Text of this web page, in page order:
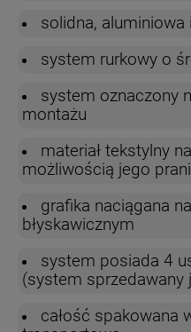
solidna, aluminiowa
system rurkowy o
system oznaczony
montażu
materiał tekstylny
możliwością jego
grafika naciągana
błyskawicznym
system posiada 4
(system sprzedawany
całość spakowana